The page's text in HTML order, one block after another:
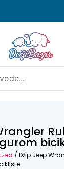
/ Džip Jeep